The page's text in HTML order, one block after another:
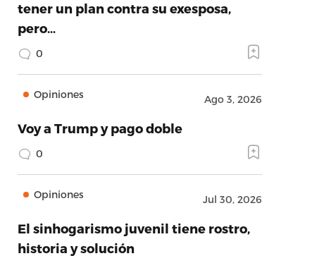
tener un plan contra su exesposa,
pero…
0
Opiniones Ago 3, 2026
Voy a Trump y pago doble
0
Opiniones Jul 30, 2026
El sinhogarismo juvenil tiene rostro,
historia y solución